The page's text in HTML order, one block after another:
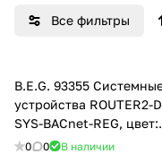
Все фильтры
B.E.G. 93355
устройства ROUTER2-
SYS-BACnet-REG, цвет:
Белый
0 0 В наличии